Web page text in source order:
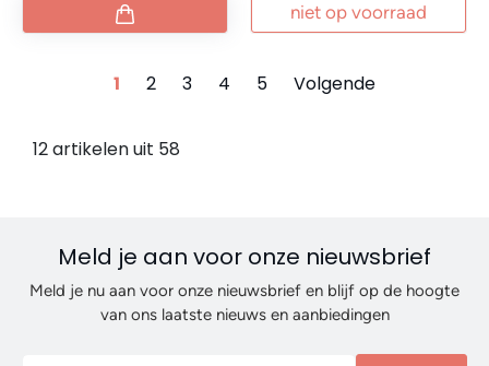
niet op voorraad
1 2 3 4 5 Volgende
12 artikelen uit 58
Meld je aan voor onze nieuwsbrief
Meld je nu aan voor onze nieuwsbrief en blijf op de hoogte
van ons laatste nieuws en aanbiedingen